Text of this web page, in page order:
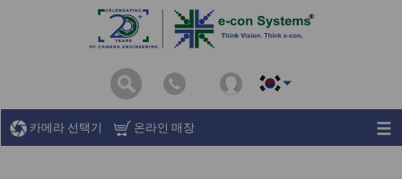
카메라 선택기 온라인 매장